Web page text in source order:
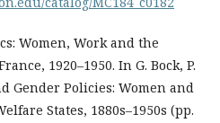
Women, Work and the
1920–1950. In G. Bock, P.
Gender Policies: Women and
States, 1880s–1950s (pp.